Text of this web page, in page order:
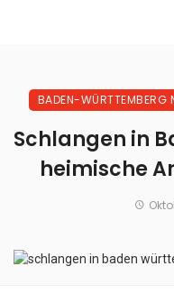
BADEN-WÜRTTEMBERG
Schlangen in
heimische